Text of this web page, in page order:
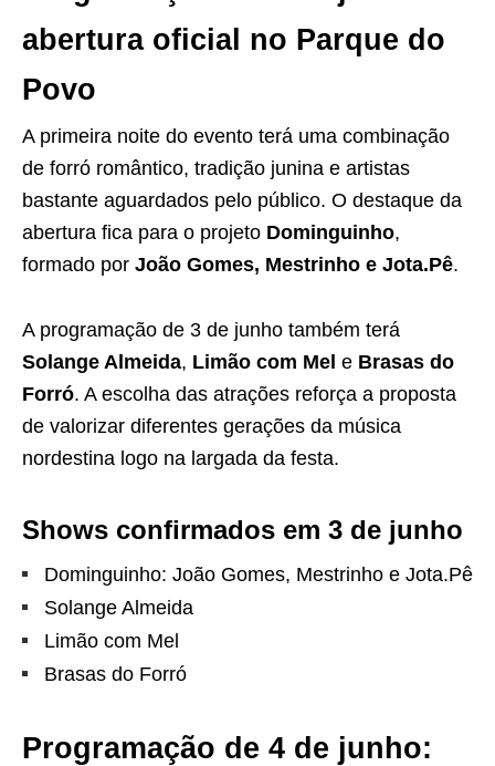
abertura oficial no Parque do
Povo
A primeira noite do evento terá uma combinação
de forró romântico, tradição junina e artistas
bastante aguardados pelo público. O destaque da
abertura fica para o projeto Dominguinho,
formado por João Gomes, Mestrinho e Jota.Pê.
A programação de 3 de junho também terá
Solange Almeida, Limão com Mel e Brasas do
Forró. A escolha das atrações reforça a proposta
de valorizar diferentes gerações da música
nordestina logo na largada da festa.
Shows confirmados em 3 de junho
Dominguinho: João Gomes, Mestrinho e Jota.Pê
Solange Almeida
Limão com Mel
Brasas do Forró
Programação de 4 de junho: